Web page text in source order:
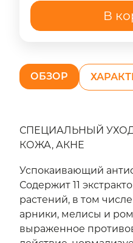
В
ОБЗОР
СПЕЦИАЛЬНЫЙ
КОЖА, АКНЕ
Успокаивающий
Содержит 11
растений, в том
арники, мелисы и
выраженное